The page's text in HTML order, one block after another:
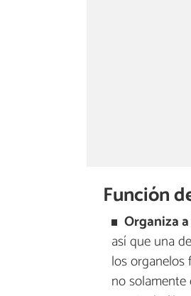
Función
Organiza
así que una
los
no